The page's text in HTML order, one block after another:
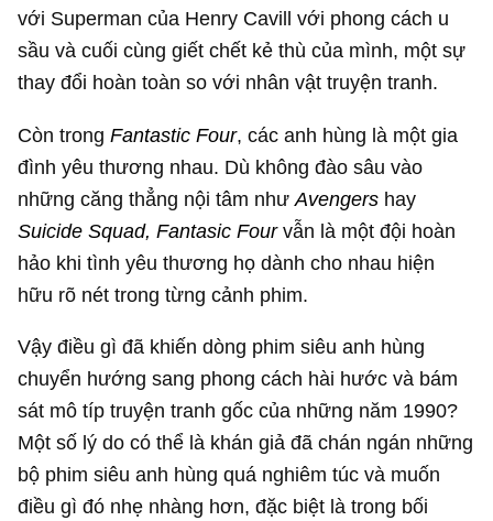
với Superman của Henry Cavill với phong cách u
sầu và cuối cùng giết chết kẻ thù của mình, một sự
thay đổi hoàn toàn so với nhân vật truyện tranh.
Còn trongFantastic Four, các anh hùng là một gia
đình yêu thương nhau. Dù không đào sâu vào
những căng thẳng nội tâm nhưAvengers hay
Suicide Squad, Fantasic Fourvẫn là một đội hoàn
hảo khi tình yêu thương họ dành cho nhau hiện
hữu rõ nét trong từng cảnh phim.
Vậy điều gì đã khiến dòng phim siêu anh hùng
chuyển hướng sang phong cách hài hước và bám
sát mô típ truyện tranh gốc của những năm 1990?
Một số lý do có thể là khán giả đã chán ngán những
bộ phim siêu anh hùng quá nghiêm túc và muốn
điều gì đó nhẹ nhàng hơn, đặc biệt là trong bối